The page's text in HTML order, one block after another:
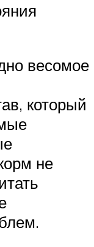
весомое
который
не